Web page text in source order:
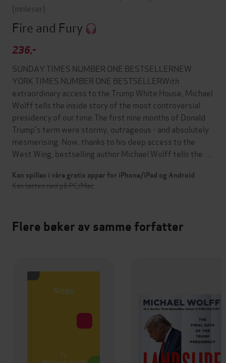
(innleser)
Fire and Fury
236,-
SUNDAY TIMES NUMBER ONE BESTSELLERNEW
YORK TIMES NUMBER ONE BESTSELLERWith
extraordinary access to the Trump White House, Michael
Wolff tells the inside story of the most controversial
presidency of our time.The first nine months of Donald
Trump's term were stormy, outrageous - and absolutely
mesmerising. Now, thanks to his deep access to the
West Wing, bestselling author Michael Wolff tells the …
Kan spilles i våre gratis apper for iPhone/iPad og Android
Kan lastes ned på PC/Mac
Flere bøker av samme forfatter